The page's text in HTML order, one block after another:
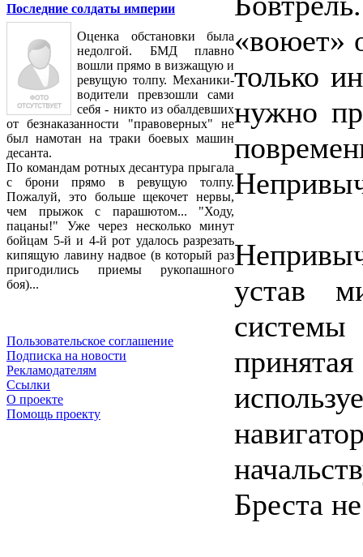
Последние солдаты империи
Оценка обстановки была
недолгой. БМД плавно
вошли прямо в визжащую и
ревущую толпу. Механики-
водители превзошли сами
себя - никто из обалдевших
от безнаказанности "правоверных" не
был намотан на траки боевых машин
десанта.
По командам ротных десантура прыгала
с брони прямо в ревущую толпу.
Пожалуй, это больше щекочет нервы,
чем прыжок с парашютом... "Ходу,
пацаны!" Уже через несколько минут
бойцам 5-й и 4-й рот удалось разрезать
кипящую лавину надвое (в который раз
пригодились приемы рукопашного
боя)...
Пользовательское соглашение
Подписка на новости
Рекламодателям
Ссылки
О проекте
Помощь проекту
«воюет»
только
нужно
устав
Бреста